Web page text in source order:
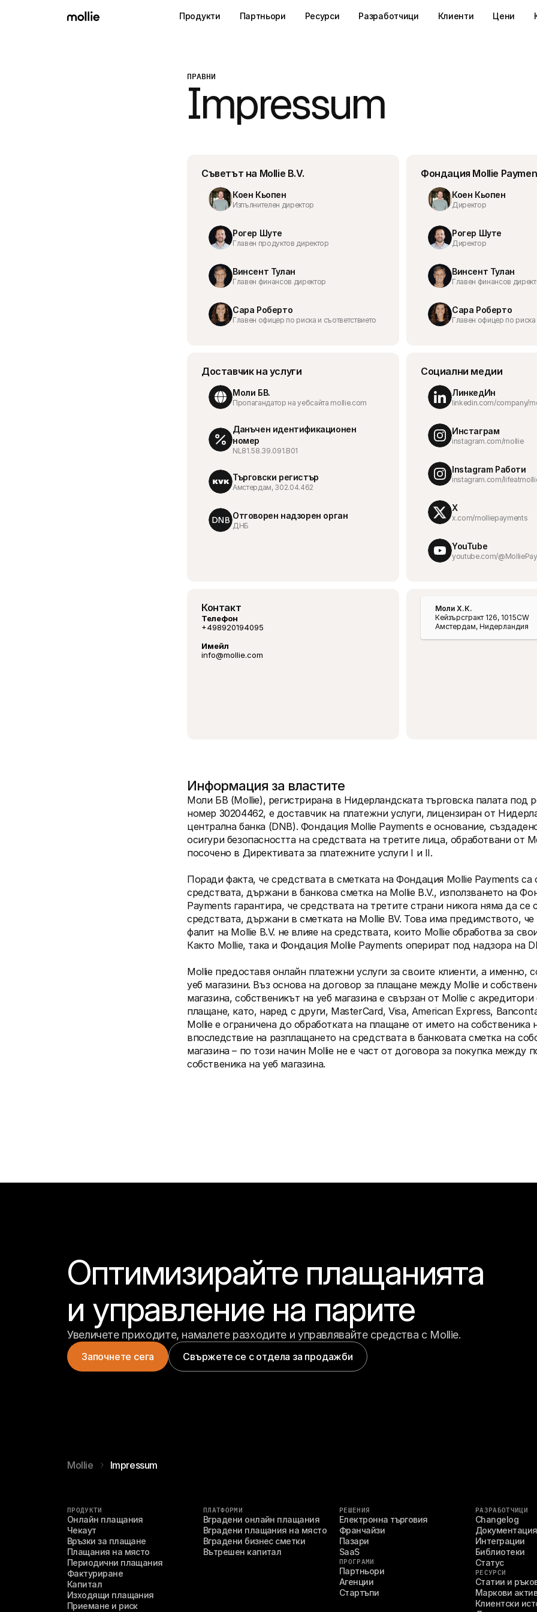
ПРАВНИ
Impressum
Съветът на Mollie B.V.
Коен Кьопен
Изпълнителен директор
Рогер Шуте
Главен продуктов директор
Винсент Тулан
Главен финансов директор
Сара Роберто
Главен офицер по риска и съответствието
Фондация Mollie
Коен Кьопен
Директор
Рогер Шуте
Директор
Винсент Тулан
Главен финансов
Сара Роберто
Главен офицер по риска
Доставчик на услуги
Моли БВ.
Пропагандатор на уебсайта mollie.com
Данъчен идентификационен
номер
NL81.58.39.091.B01
Търговски регистър
Амстердам, 302.04.462
Отговорен надзорен орган
ДНБ
Социални медии
ЛинкедИн
linkedin.com/company/
Инстаграм
instagram.com/mollie
Instagram Работи
instagram.com/
Х
x.com/molliepayments
YouTube
youtube.com/
Контакт
Телефон
+498920194095
Имейл
info@mollie.com
Моли Х.К.
Кейзърсгракт 126, 1015CW
Амстердам, Нидерландия
Информация за властите
Моли БВ (Mollie), регистрирана в Нидерландската търговска палата под
номер 30204462, е доставчик на платежни услуги, лицензиран от
централна банка (DNB). Фондация Mollie Payments е основание,
осигури безопасността на средствата на третите лица, обработвани от
посочено в Директивата за платежните услуги I и II.
Поради факта, че средствата в сметката на Фондация Mollie Payments са
средствата, държани в банкова сметка на Mollie B.V., използването на
Payments гарантира, че средствата на третите страни никога няма да се
средствата, държани в сметката на Mollie BV. Това има предимството, че
фалит на Mollie B.V. не влияе на средствата, които Mollie обработва за
Както Mollie, така и Фондация Mollie Payments оперират под надзора на
Mollie предоставя онлайн платежни услуги за своите клиенти, а именно,
уеб магазини. Въз основа на договор за плащане между Mollie и
магазина, собственикът на уеб магазина е свързан от Mollie с
плащане, като, наред с други, MasterCard, Visa, American Express,
Mollie е ограничена до обработката на плащане от името на собственика
впоследствие на разплащането на средствата в банковата сметка на
магазина – по този начин Mollie не е част от договора за покупка между
собственика на уеб магазина.
Оптимизирайте плащанията
и управление на парите
Увеличете приходите, намалете разходите и управлявайте средства с Mollie.
Започнете сега Свържете се с отдела за продажби
Mollie Impressum
Продукти Партньори Ресурси Разработчици Клиенти Цени
ПРОДУКТИ
Онлайн плащания
Чекаут
Връзки за плащане
Плащания на място
Периодични плащания
Фактуриране
Капитал
Изходящи плащания
Приемане и риск
ПЛАТФОРМИ
Вградени онлайн плащания
Вградени плащания на място
Вградени бизнес сметки
Вътрешен капитал
РЕШЕНИЯ
Електронна търговия
Франчайзи
Пазари
SaaS
ПРОГРАМИ
Партньори
Агенции
Стартъпи
РАЗРАБОТЧИЦИ
Changelog
Документация
Интеграции
Библиотеки
Статус
РЕСУРСИ
Статии и
Маркови
Клиентски